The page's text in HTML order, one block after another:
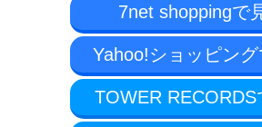
7net shoppingで
Yahoo!ショッピング
TOWER RECORDS